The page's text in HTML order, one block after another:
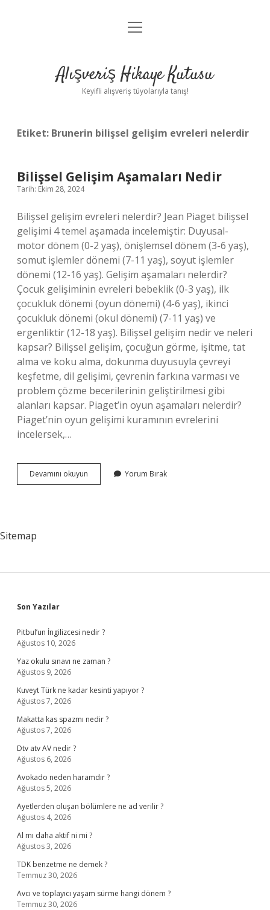
Anasayfa
Yasal Uyarı
menüyü
Alışveriş Hikaye Kutusu
Keyifli alışveriş tüyolarıyla tanış!
Etiket: Brunerin bilişsel gelişim evreleri nelerdir
Bilişsel Gelişim Aşamaları Nedir
Tarih: Ekim 28, 2024
Bilişsel gelişim evreleri nelerdir? Jean Piaget bilişsel
gelişimi 4 temel aşamada incelemiştir: Duyusal-
motor dönem (0-2 yaş), önişlemsel dönem (3-6 yaş),
somut işlemler dönemi (7-11 yaş), soyut işlemler
dönemi (12-16 yaş). Gelişim aşamaları nelerdir?
Çocuk gelişiminin evreleri bebeklik (0-3 yaş), ilk
çocukluk dönemi (oyun dönemi) (4-6 yaş), ikinci
çocukluk dönemi (okul dönemi) (7-11 yaş) ve
ergenliktir (12-18 yaş). Bilişsel gelişim nedir ve neleri
kapsar? Bilişsel gelişim, çocuğun görme, işitme, tat
alma ve koku alma, dokunma duyusuyla çevreyi
keşfetme, dil gelişimi, çevrenin farkına varması ve
problem çözme becerilerinin geliştirilmesi gibi
alanları kapsar. Piaget’in oyun aşamaları nelerdir?
Piaget’nin oyun gelişimi kuramının evrelerini
incelersek,…
Devamını okuyun
Gelişim
Yorum Bırak
Sitemap
Sidebar
Son Yazılar
Pitbul’un İngilizcesi nedir ?
Ağustos 10, 2026
Yaz okulu sınavı ne zaman ?
Ağustos 9, 2026
Kuveyt Türk ne kadar kesinti yapıyor ?
Ağustos 7, 2026
Makatta kas spazmı nedir ?
Ağustos 7, 2026
Dtv atv AV nedir ?
Ağustos 6, 2026
Avokado neden haramdır ?
Ağustos 5, 2026
Ayetlerden oluşan bölümlere ne ad verilir ?
Ağustos 4, 2026
Al mı daha aktif ni mi ?
Ağustos 3, 2026
TDK benzetme ne demek ?
Temmuz 30, 2026
Avcı ve toplayıcı yaşam sürme hangi dönem ?
Temmuz 30, 2026